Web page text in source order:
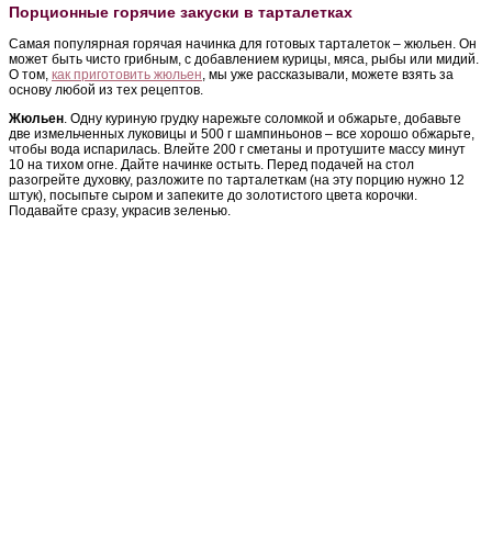
Порционные горячие закуски в тарталетках
Самая популярная горячая начинка для готовых тарталеток – жюльен. Он
может быть чисто грибным, с добавлением курицы, мяса, рыбы или мидий.
О том, как приготовить жюльен , мы уже рассказывали, можете взять за
основу любой из тех рецептов.
Жюльен . Одну куриную грудку нарежьте соломкой и обжарьте, добавьте
две измельченных луковицы и 500 г шампиньонов – все хорошо обжарьте,
чтобы вода испарилась. Влейте 200 г сметаны и протушите массу минут
10 на тихом огне. Дайте начинке остыть. Перед подачей на стол
разогрейте духовку, разложите по тарталеткам (на эту порцию нужно 12
штук), посыпьте сыром и запеките до золотистого цвета корочки.
Подавайте сразу, украсив зеленью.